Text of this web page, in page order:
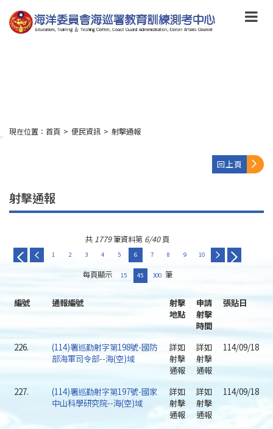
到
主
要
:::
現在位置： 首頁 > 便民資訊 > 射擊通報
回上頁
射擊通報
共 1779筆資料第 6/40頁
1 2 3 4 5 6 7 8 9 10
每頁顯示 15 45 300 筆
編號 通報編號
射擊
地點
申請
射擊
時間
張貼日
226.
(114)署巡勤射字第198號-國防
部海軍司令部--海(空)域
詳如
射擊
通報
詳如
射擊
通報
114/09/18
227.
(114)署巡勤射字第197號-國家
中山科學研究院--海(空)域
詳如
射擊
通報
詳如
射擊
通報
114/09/18